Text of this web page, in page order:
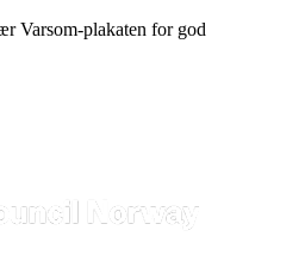
Varsom-plakaten for god